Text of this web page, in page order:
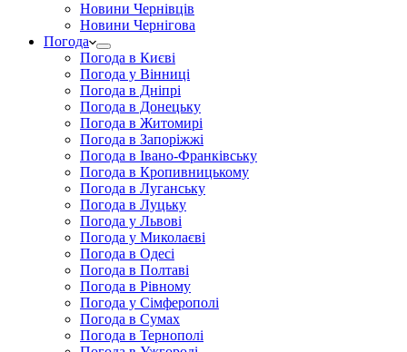
Новини Чернівців
Новини Чернігова
Погода
Погода в Києві
Погода у Вінниці
Погода в Дніпрі
Погода в Донецьку
Погода в Житомирі
Погода в Запоріжжі
Погода в Івано-Франківську
Погода в Кропивницькому
Погода в Луганську
Погода в Луцьку
Погода у Львові
Погода у Миколаєві
Погода в Одесі
Погода в Полтаві
Погода в Рівному
Погода у Сімферополі
Погода в Сумах
Погода в Тернополі